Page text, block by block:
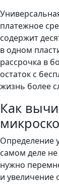
платежное
содержит
в одном
рассрочка в
остаток с
жизнь более
Как
Определение
самом деле не
нужно
и увеличение